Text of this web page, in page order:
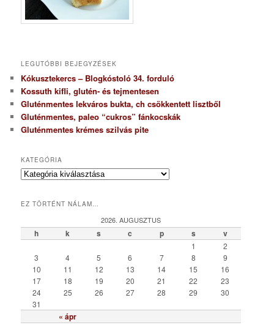
LEGUTÓBBI BEJEGYZÉSEK
Kókusztekercs – Blogkóstoló 34. forduló
Kossuth kifli, glutén- és tejmentesen
Gluténmentes lekváros bukta, ch csökkentett lisztből
Gluténmentes, paleo “cukros” fánkocskák
Gluténmentes krémes szilvás pite
KATEGÓRIA
K
e
r
EZ TÖRTÉNT NÁLAM…
2026. AUGUSZTUS
h k s c p s v
« ápr
1
2
3
4 5 6 7 8
9
10
11 12 13 14 15
16
17
18 19 20 21 22
23
24
25 26 27 28 29
30
31